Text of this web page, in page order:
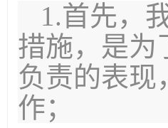
1.首先，
措施，是为
负责的表现
作；